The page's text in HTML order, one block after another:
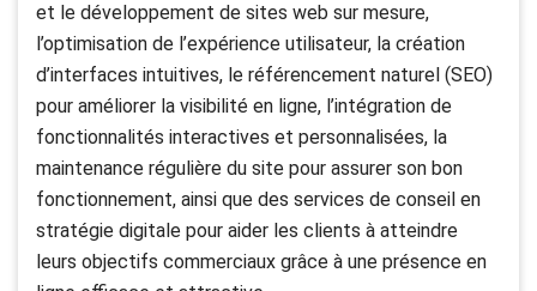
et le développement de sites web sur mesure,
l’optimisation de l’expérience utilisateur, la création
d’interfaces intuitives, le référencement naturel (SEO)
pour améliorer la visibilité en ligne, l’intégration de
fonctionnalités interactives et personnalisées, la
maintenance régulière du site pour assurer son bon
fonctionnement, ainsi que des services de conseil en
stratégie digitale pour aider les clients à atteindre
leurs objectifs commerciaux grâce à une présence en